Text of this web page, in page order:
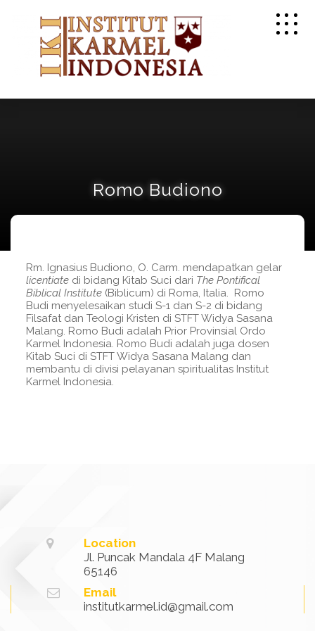
Romo Budiono
Rm. Ignasius Budiono, O. Carm. mendapatkan gelar
licentiate di bidang Kitab Suci dari The Pontifical
Biblical Institute (Biblicum) di Roma, Italia. Romo
Budi menyelesaikan studi S-1 dan S-2 di bidang
Filsafat dan Teologi Kristen di STFT Widya Sasana
Malang. Romo Budi adalah Prior Provinsial Ordo
Karmel Indonesia. Romo Budi adalah juga dosen
Kitab Suci di STFT Widya Sasana Malang dan
membantu di divisi pelayanan spiritualitas Institut
Karmel Indonesia.
Location
Jl. Puncak Mandala 4F Malang
65146
Email
institutkarmel.id@gmail.com